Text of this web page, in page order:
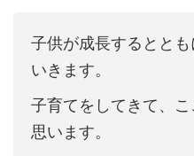
子供が成長するとと
いきます。
子育てをしてきて、
思います。